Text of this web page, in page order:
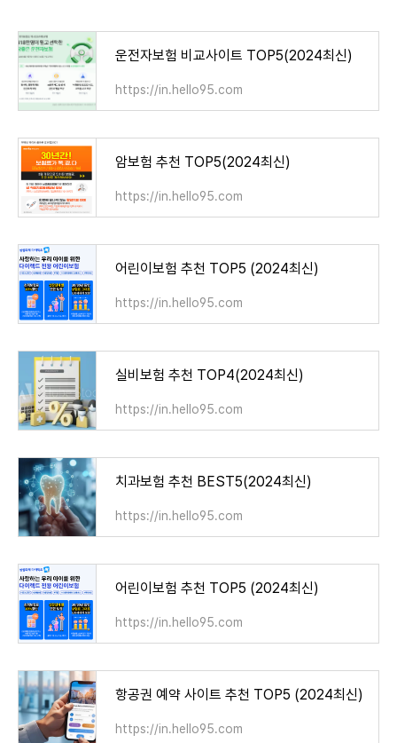
운전자보험 비교사이트 TOP5(2024최신)
https://in.hello95.com
암보험 추천 TOP5(2024최신)
https://in.hello95.com
어린이보험 추천 TOP5 (2024최신)
https://in.hello95.com
실비보험 추천 TOP4(2024최신)
https://in.hello95.com
치과보험 추천 BEST5(2024최신)
https://in.hello95.com
어린이보험 추천 TOP5 (2024최신)
https://in.hello95.com
항공권 예약 사이트 추천 TOP5 (2024최신)
https://in.hello95.com